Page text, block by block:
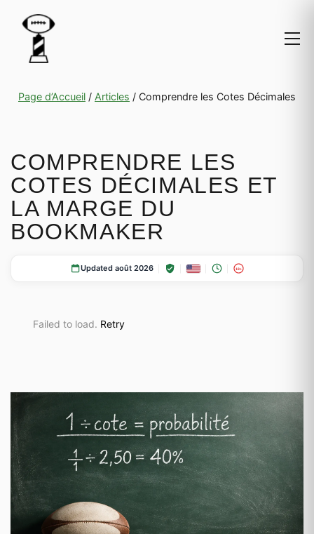
Page d’Accueil / Articles / Comprendre les Cotes Décimales
COMPRENDRE LES
COTES DÉCIMALES ET
LA MARGE DU
BOOKMAKER
Updated août 2026 18+
Failed to load. Retry